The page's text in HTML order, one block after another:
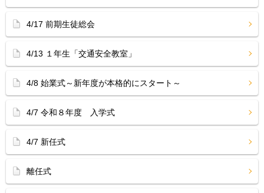
4/17 前期生徒総会
4/13 １年生「交通安全教室」
4/8 始業式～新年度が本格的にスタート～
4/7 令和８年度 入学式
4/7 新任式
離任式